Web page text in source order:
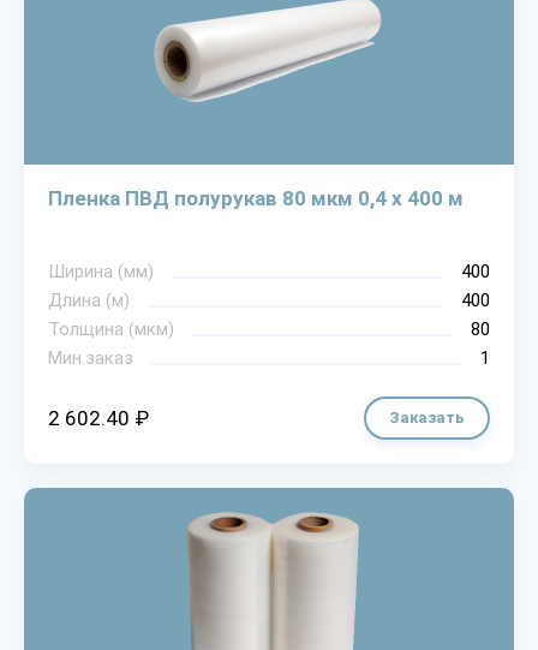
Пленка ПВД полурукав 80 мкм 0,4 х 400 м
Ширина (мм)
400
Длина (м)
400
Толщина (мкм)
80
Мин.заказ
1
2 602.40 ₽ Заказать